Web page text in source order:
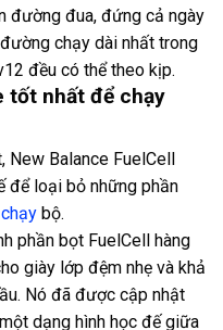
đường đua, đứng cả ngày
chạy dài nhất trong
đều có thể theo kịp.
tốt nhất để chạy
New Balance FuelCell
để loại bỏ những phần
bộ.
phần bọt FuelCell hàng
giày lớp đệm nhẹ và khả
Nó đã được cập nhật
dạng hình học đế giữa